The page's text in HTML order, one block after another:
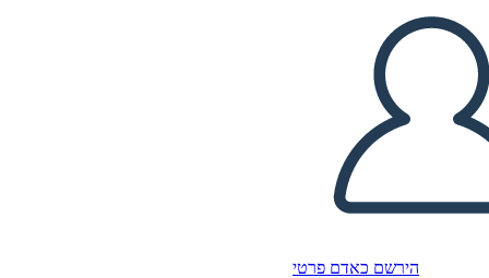
הירשם כאדם פרטי